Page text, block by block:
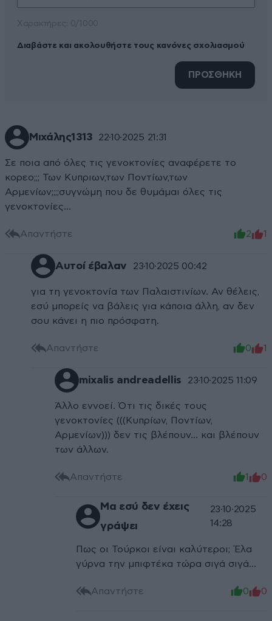
Διαβάστε και ακολουθήστε τους κανόνες σχολιασμού
ΠΡΟΣΘΗΚΗ
Μιχάλης1313 22·10·2025 21:31
Σε ποια από όλες τις γενοκτονίες αναφέρετε το
κορεο;;; Των Κυπριων,των Ποντίων,των
Αρμενίων;;;;συγνώμη που δε θυμάμαι όλες τις
γενοκτονίες...
Απαντήστε 2 1
Αυτοί έβαλαν 23·10·2025 00:42
για τη γενοκτονία των Παλαιστινίων. Αν θέλεις,
εσύ μπορείς να βάλεις για κάποια άλλη, αν δεν
σου κάνει η πιο πρόσφατη.
Απαντήστε 0 1
mixalis andreadellis 23·10·2025 11:09
Άλλο εννοεί. Ότι τις δικές τους
γενοκτονίες (((Κυπρίων, Ποντίων,
Αρμενίων))) δεν τις βλέπουν... και βλέπουν
των άλλων.
Απαντήστε 1 0
Μα εσύ δεν έχεις
γράψει
23·10·2025
14:28
Πως οι Τούρκοι είναι καλύτεροι; Έλα
γύρνα την μπιφτέκα τώρα σιγά σιγά...
Απαντήστε 0 0